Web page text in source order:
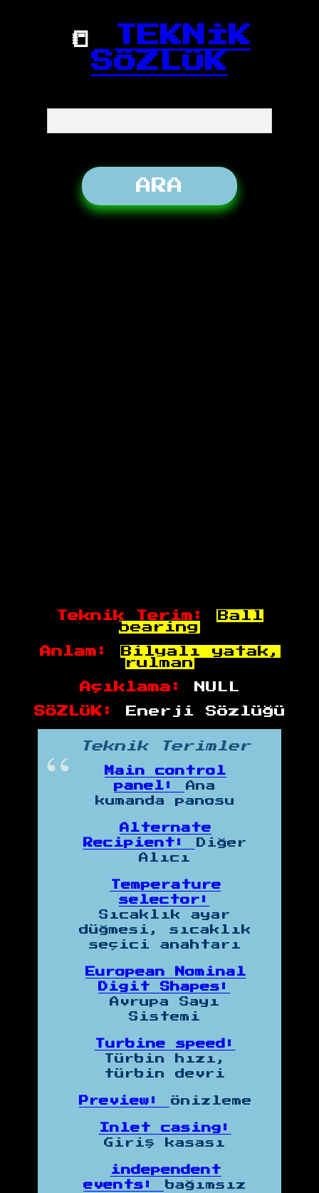
📒
TEKNİK
SÖZLÜK
Teknik Terim:
Ball
bearing
Anlam:
Bilyalı yatak,
rulman
Açıklama: NULL
SÖZLÜK: Enerji Sözlüğü
Teknik Terimler
Main control
panel:
Ana
kumanda panosu
Alternate
Recipient:
Diğer
Alıcı
Temperature
selector:
Sıcaklık ayar
düğmesi, sıcaklık
seçici anahtarı
European Nominal
Digit Shapes:
Avrupa Sayı
Sistemi
Turbine speed:
Türbin hızı,
türbin devri
Preview: Önizleme
Inlet casing:
Giriş kasası
independent
events:
bağımsız